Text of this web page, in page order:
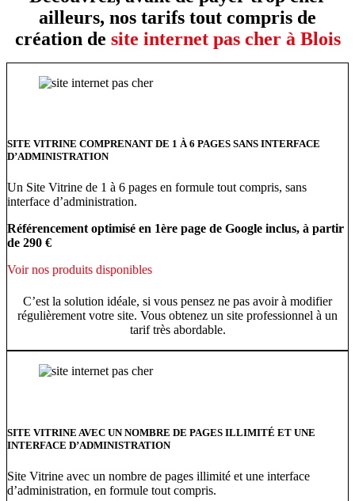
ailleurs, nos tarifs tout compris de
création de site internet pas cher à Blois
SITE VITRINE COMPRENANT DE 1 À 6 PAGES SANS INTERFACE
D’ADMINISTRATION
Un Site Vitrine de 1 à 6 pages en formule tout compris, sans
interface d’administration.
Référencement optimisé en 1ère page de Google inclus, à partir
de 290 €
Voir nos produits disponibles
C’est la solution idéale, si vous pensez ne pas avoir à modifier
régulièrement votre site. Vous obtenez un site professionnel à un
tarif très abordable.
SITE VITRINE AVEC UN NOMBRE DE PAGES ILLIMITÉ ET UNE
INTERFACE D’ADMINISTRATION
Site Vitrine avec un nombre de pages illimité et une interface
d’administration, en formule tout compris.